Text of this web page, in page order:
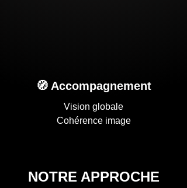
🧭 Accompagnement
Vision globale
Cohérence image​
NOTRE APPROCHE